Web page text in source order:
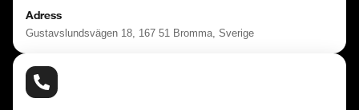
Adress
Gustavslundsvägen 18, 167 51 Bromma, Sverige